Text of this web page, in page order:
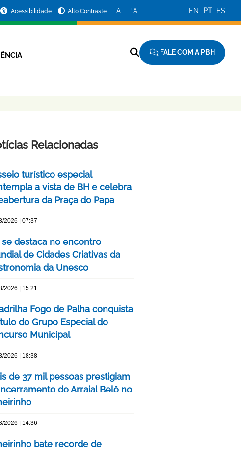
Acessibilidade Alto Contraste −A +A EN PT ES
FALE COM A PBH
Relacionadas
turístico especial
a vista de BH e celebra
da Praça do Papa
2026 | 07:37
se destaca no encontro
de Cidades Criativas da
da Unesco
2026 | 15:21
Fogo de Palha conquista
do Grupo Especial do
Municipal
2026 | 18:38
de 37 mil pessoas prestigiam
do Arraial Belô no
2026 | 14:36
bate recorde de